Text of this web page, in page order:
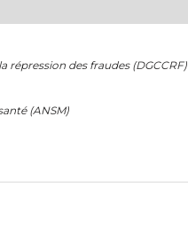
des fraudes (DGCCRF)
(ANSM)